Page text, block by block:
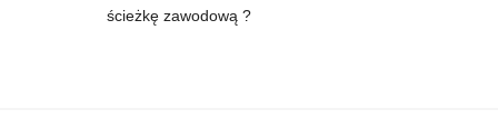
ścieżkę zawodową ?